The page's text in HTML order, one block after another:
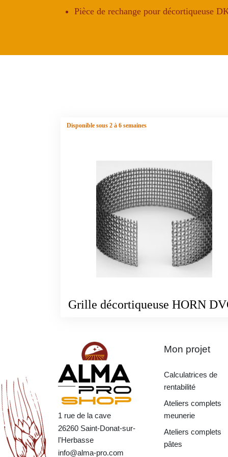
Pièce de rechange pour décortiqueuse
Disponible sous 2 à 6 semaines
Grille décortiqueuse HORN
1 rue de la cave
26260 Saint-Donat-sur-
l'Herbasse
info@alma-pro.com
Mon projet
Calculatrices de
rentabilité
Ateliers complets
meunerie
Ateliers complets
pâtes